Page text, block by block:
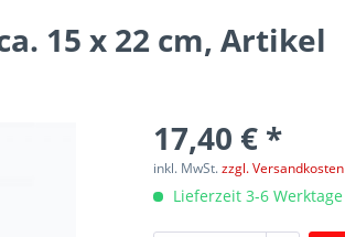
15 x 22 cm, Artikel
17,40 € *
inkl. MwSt.zzgl. Versandkosten
Lieferzeit 3-6 Werktage